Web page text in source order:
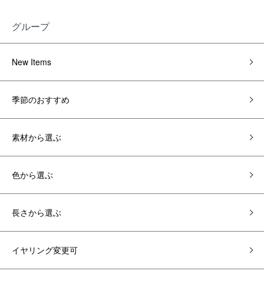
グループ
New Items
季節のおすすめ
素材から選ぶ
色から選ぶ
長さから選ぶ
イヤリング変更可